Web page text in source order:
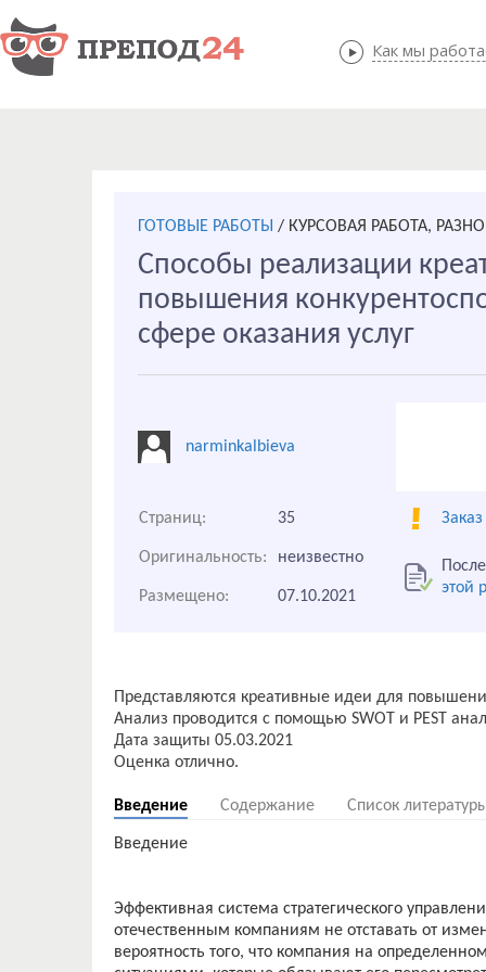
Как мы
Как мы
ГОТОВЫЕ РАБОТЫ / КУРСОВАЯ РАБОТА,
Способы реализации
повышения
сфере оказания услуг
narminkalbieva
Страниц: 35
Оригинальность: неизвестно
этой
Размещено: 07.10.2021
Представляются креативные идеи для
Анализ проводится с помощью SWOT и PEST
Дата защиты 05.03.2021
Введение Содержание Список
Введение
Эффективная система стратегического
отечественным компаниям не отставать от
вероятность того, что компания на